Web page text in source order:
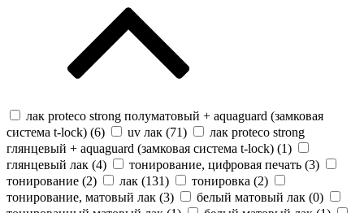
лак proteco strong полуматовый + aquaguard (замковая
система t-lock) (6) uv лак (71)
лак proteco strong
глянцевый + aquaguard (замковая система t-lock) (1)
глянцевый лак (4) тонирование, цифровая печать (3)
тонирование (2) лак (131) тонировка (2)
тонирование, матовый лак (3) белый матовый лак (0)